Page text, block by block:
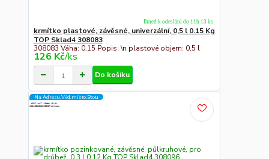
krmítko plastové, závěsné, univerzální, 0,5 l 0.15 Kg
TOP Sklad4 308083
308083 Váha: 0.15 Popis: \n plastové objem: 0,5 l
126 Kč/ks
Ihned k odeslání do 11h 13 ks
Do košíku
Na Adresu,Výd.místo,Boxu